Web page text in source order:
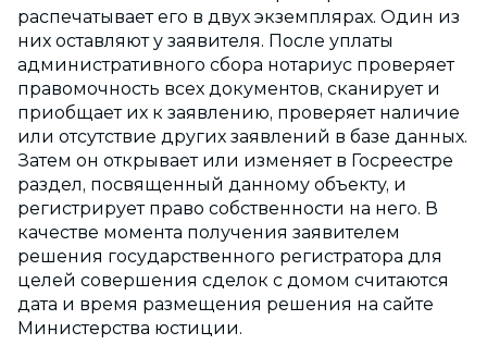
распечатывает его в двух экземплярах. Один из
них оставляют у заявителя. После уплаты
административного сбора нотариус проверяет
правомочность всех документов, сканирует и
приобщает их к заявлению, проверяет наличие
или отсутствие других заявлений в базе данных.
Затем он открывает или изменяет в Госреестре
раздел, посвященный данному объекту, и
регистрирует право собственности на него. В
качестве момента получения заявителем
решения государственного регистратора для
целей совершения сделок с домом считаются
дата и время размещения решения на сайте
Министерства юстиции.